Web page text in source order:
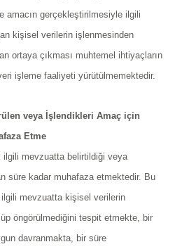
amacın gerçekleştirilmesiyle ilgili
kişisel verilerin işlenmesinden
ortaya çıkması muhtemel ihtiyaçların
işleme faaliyeti yürütülmemektedir.
veya İşlendikleri Amaç için
Etme
mevzuatta belirtildiği veya
süre kadar muhafaza etmektedir. Bu
mevzuatta kişisel verilerin
öngörülmediğini tespit etmekte, bir
davranmakta, bir süre